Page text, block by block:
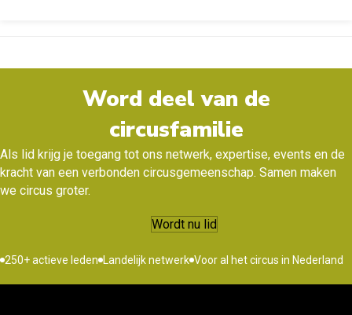
Word deel van de
circusfamilie
Als lid krijg je toegang tot ons netwerk, expertise, events en de
kracht van een verbonden circusgemeenschap. Samen maken
we circus groter.
Wordt nu lid
250+ actieve leden Landelijk netwerk Voor al het circus in Nederland